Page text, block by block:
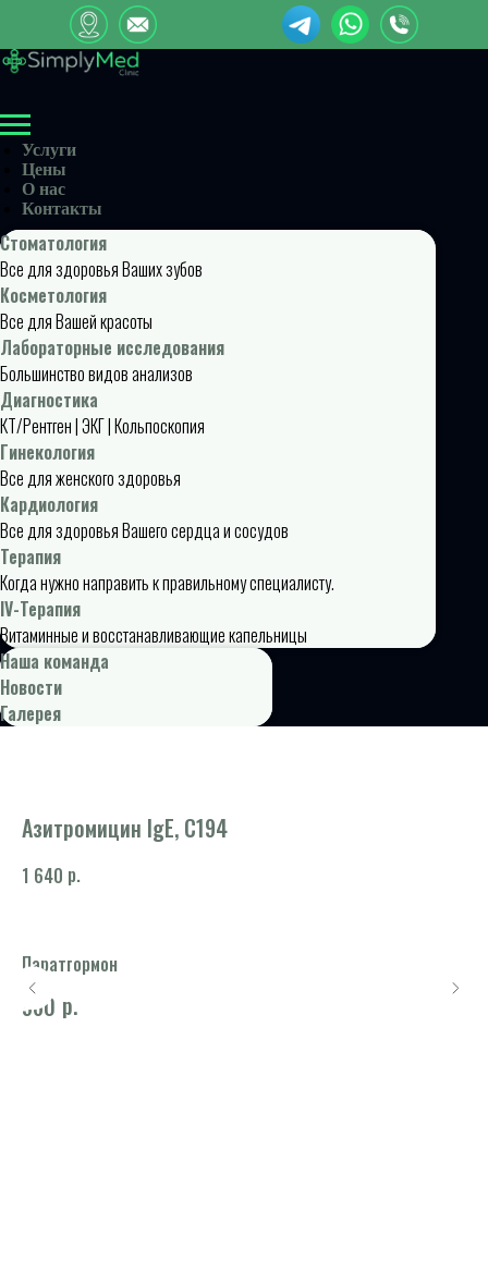
Услуги
Цены
О нас
Контакты
Стоматология
Все для здоровья Ваших зубов
Косметология
Все для Вашей красоты
Лабораторные исследования
Большинство видов анализов
Диагностика
КТ/Рентген | ЭКГ | Кольпоскопия
Гинекология
Все для женского здоровья
Кардиология
Все для здоровья Вашего сердца и сосудов
Терапия
Когда нужно направить к правильному специалисту.
IV-Терапия
Витаминные и восстанавливающие капельницы
Наша команда
Новости
Галерея
Азитромицин IgE, С194
1 640 р.
Паратгормон
960 р.